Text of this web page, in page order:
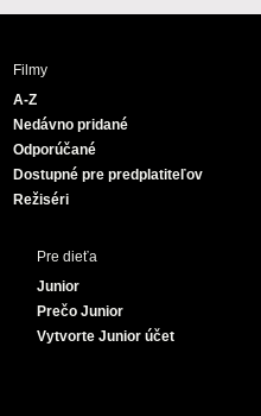
u
e
Filmy
A-Z
Nedávno pridané
Odporúčané
Dostupné pre predplatiteľov
Režiséri
Pre dieťa
Junior
Prečo Junior
Vytvorte Junior účet